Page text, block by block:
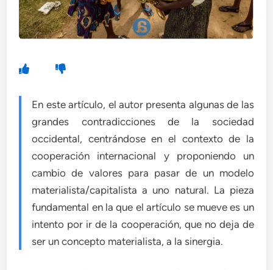
En este artículo, el autor presenta algunas de las
grandes contradicciones de la sociedad
occidental, centrándose en el contexto de la
cooperación internacional y proponiendo un
cambio de valores para pasar de un modelo
materialista/capitalista a uno natural. La pieza
fundamental en la que el artículo se mueve es un
intento por ir de la cooperación, que no deja de
ser un concepto materialista, a la sinergia.